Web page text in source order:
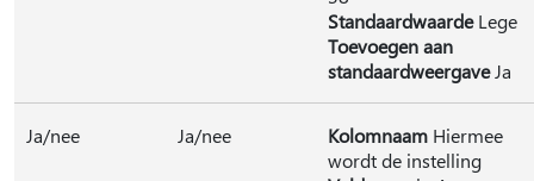
StandaardwaardeLege
Toevoegen aan
standaardweergaveJa
Ja/nee Ja/nee Kolomnaam Hiermee
wordt de instelling